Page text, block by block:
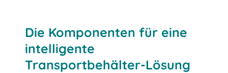
Die Komponenten für eine
intelligente
Transportbehälter-Lösung